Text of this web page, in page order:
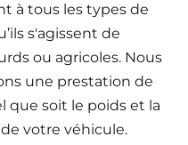
à tous les types de
s'agissent de
ou agricoles. Nous
une prestation de
que soit le poids et la
votre véhicule.